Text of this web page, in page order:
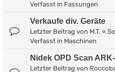
Verfasst in Fassungen
Verkaufe div. Geräte
Letzter Beitrag von M.T. «
Verfasst in Maschinen
Nidek OPD Scan
Letzter Beitrag von